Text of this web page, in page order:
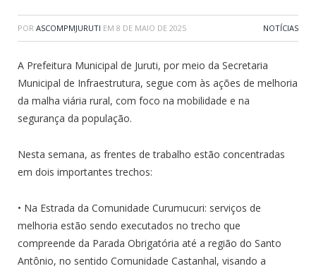
POR ASCOMPMJURUTI EM 8 DE MAIO DE 2025 NOTÍCIAS
A Prefeitura Municipal de Juruti, por meio da Secretaria
Municipal de Infraestrutura, segue com às ações de melhoria
da malha viária rural, com foco na mobilidade e na
segurança da população.
Nesta semana, as frentes de trabalho estão concentradas
em dois importantes trechos:
• Na Estrada da Comunidade Curumucuri: serviços de
melhoria estão sendo executados no trecho que
compreende da Parada Obrigatória até a região do Santo
Antônio, no sentido Comunidade Castanhal, visando a